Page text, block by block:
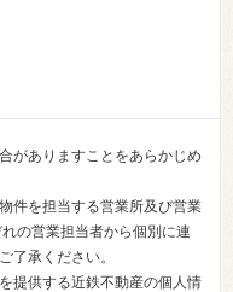
がありますことをあらかじめ
件を担当する営業所及び営業
の営業担当者から個別に連
了承ください。
提供する近鉄不動産の個人情